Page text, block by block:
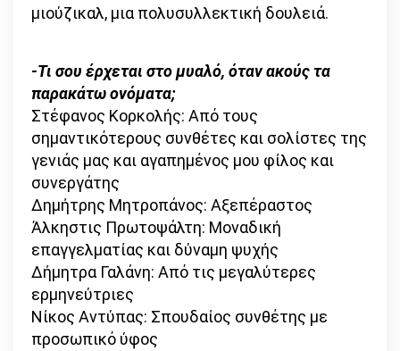
μιούζικαλ, μια πολυσυλλεκτική δουλειά.
-Τι σου έρχεται στο μυαλό, όταν ακούς τα
παρακάτω ονόματα;
Στέφανος Κορκολής: Από τους
σημαντικότερους συνθέτες και σολίστες της
γενιάς μας και αγαπημένος μου φίλος και
συνεργάτης
Δημήτρης Μητροπάνος: Αξεπέραστος
Άλκηστις Πρωτοψάλτη: Μοναδική
επαγγελματίας και δύναμη ψυχής
Δήμητρα Γαλάνη: Από τις μεγαλύτερες
ερμηνεύτριες
Νίκος Αντύπας: Σπουδαίος συνθέτης με
προσωπικό ύφος